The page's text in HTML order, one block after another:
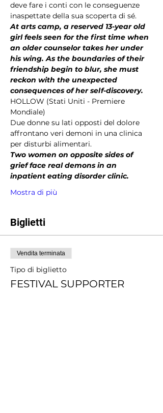
deve fare i conti con le conseguenze
inaspettate della sua scoperta di sé.
At arts camp, a reserved 13-year old
girl feels seen for the first time when
an older counselor takes her under
his wing. As the boundaries of their
friendship begin to blur, she must
reckon with the unexpected
consequences of her self-discovery.
HOLLOW (Stati Uniti - Premiere
Mondiale)
Due donne su lati opposti del dolore
affrontano veri demoni in una clinica
per disturbi alimentari.
Two women on opposite sides of
grief face real demons in an
inpatient eating disorder clinic.
Mostra di più
Biglietti
Vendita terminata
Tipo di biglietto
FESTIVAL SUPPORTER